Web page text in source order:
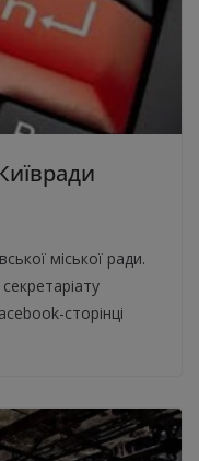
міської ради.
сторінці